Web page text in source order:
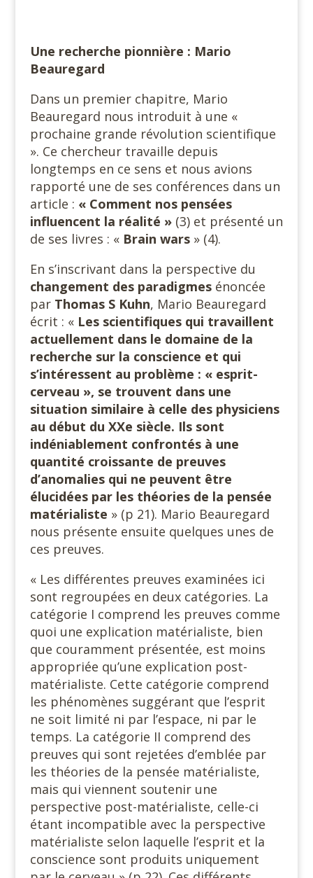
Une recherche pionnière : Mario
Beauregard
Dans un premier chapitre, Mario
Beauregard nous introduit à une «
prochaine grande révolution scientifique
». Ce chercheur travaille depuis
longtemps en ce sens et nous avions
rapporté une de ses conférences dans un
article : « Comment nos pensées
influencent la réalité » (3) et présenté un
de ses livres : « Brain wars» (4).
En s’inscrivant dans la perspective du
changement des paradigmesénoncée
par Thomas S Kuhn, Mario Beauregard
écrit : « Les scientifiques qui travaillent
actuellement dans le domaine de la
recherche sur la conscience et qui
s’intéressent au problème : « esprit-
cerveau », se trouvent dans une
situation similaire à celle des physiciens
au début du XXe siècle. Ils sont
indéniablement confrontés à une
quantité croissante de preuves
d’anomalies qui ne peuvent être
élucidées par les théories de la pensée
matérialiste » (p 21). Mario Beauregard
nous présente ensuite quelques unes de
ces preuves.
« Les différentes preuves examinées ici
sont regroupées en deux catégories. La
catégorie I comprend les preuves comme
quoi une explication matérialiste, bien
que couramment présentée, est moins
appropriée qu’une explication post-
matérialiste. Cette catégorie comprend
les phénomènes suggérant que l’esprit
ne soit limité ni par l’espace, ni par le
temps. La catégorie II comprend des
preuves qui sont rejetées d’emblée par
les théories de la pensée matérialiste,
mais qui viennent soutenir une
perspective post-matérialiste, celle-ci
étant incompatible avec la perspective
matérialiste selon laquelle l’esprit et la
conscience sont produits uniquement